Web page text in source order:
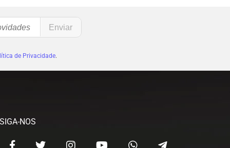
de Privacidade.
SIGA-NOS